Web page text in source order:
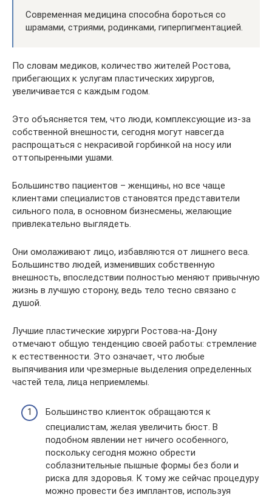
Современная медицина способна бороться со
шрамами, стриями, родинками, гиперпигментацией.
По словам медиков, количество жителей Ростова,
прибегающих к услугам пластических хирургов,
увеличивается с каждым годом.
Это объясняется тем, что люди, комплексующие из-за
собственной внешности, сегодня могут навсегда
распрощаться с некрасивой горбинкой на носу или
оттопыренными ушами.
Большинство пациентов – женщины, но все чаще
клиентами специалистов становятся представители
сильного пола, в основном бизнесмены, желающие
привлекательно выглядеть.
Они омолаживают лицо, избавляются от лишнего веса.
Большинство людей, изменивших собственную
внешность, впоследствии полностью меняют привычную
жизнь в лучшую сторону, ведь тело тесно связано с
душой.
Лучшие пластические хирурги Ростова-на-Дону
отмечают общую тенденцию своей работы: стремление
к естественности. Это означает, что любые
выпячивания или чрезмерные выделения определенных
частей тела, лица неприемлемы.
Большинство клиенток обращаются к
специалистам, желая увеличить бюст. В
подобном явлении нет ничего особенного,
поскольку сегодня можно обрести
соблазнительные пышные формы без боли и
риска для здоровья. К тому же сейчас процедуру
можно провести без имплантов, используя